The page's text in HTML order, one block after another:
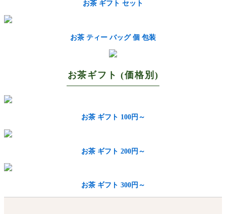
お茶 ギフト セット
お茶 ティー バッグ 個 包装
お茶ギフト (価格別)
お茶 ギフト 100円～
お茶 ギフト 200円～
お茶 ギフト 300円～